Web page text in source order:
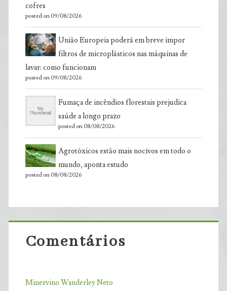
cofres
posted on 09/08/2026
União Europeia poderá em breve impor
filtros de microplásticos nas máquinas de
lavar: como funcionam
posted on 09/08/2026
Fumaça de incêndios florestais prejudica
saúde a longo prazo
posted on 08/08/2026
Agrotóxicos estão mais nocivos em todo o
mundo, aponta estudo
posted on 08/08/2026
Comentários
Minervino Wanderley Neto